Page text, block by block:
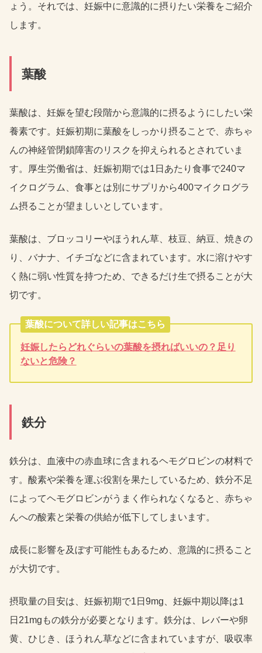
ょう。それでは、妊娠中に意識的に摂りたい栄養をご紹介
します。
葉酸
葉酸は、妊娠を望む段階から意識的に摂るようにしたい栄
養素です。妊娠初期に葉酸をしっかり摂ることで、赤ちゃ
んの神経管閉鎖障害のリスクを抑えられるとされていま
す。厚生労働省は、妊娠初期では1日あたり食事で240マ
イクログラム、食事とは別にサプリから400マイクログラ
ム摂ることが望ましいとしています。
葉酸は、ブロッコリーやほうれん草、枝豆、納豆、焼きの
り、バナナ、イチゴなどに含まれています。水に溶けやす
く熱に弱い性質を持つため、できるだけ生で摂ることが大
切です。
葉酸について詳しい記事はこちら
妊娠したらどれぐらいの葉酸を摂ればいいの？足り
ないと危険？
鉄分
鉄分は、血液中の赤血球に含まれるヘモグロビンの材料で
す。酸素や栄養を運ぶ役割を果たしているため、鉄分不足
によってヘモグロビンがうまく作られなくなると、赤ちゃ
んへの酸素と栄養の供給が低下してしまいます。
成長に影響を及ぼす可能性もあるため、意識的に摂ること
が大切です。
摂取量の目安は、妊娠初期で1日9mg、妊娠中期以降は1
日21mgもの鉄分が必要となります。鉄分は、レバーや卵
黄、ひじき、ほうれん草などに含まれていますが、吸収率